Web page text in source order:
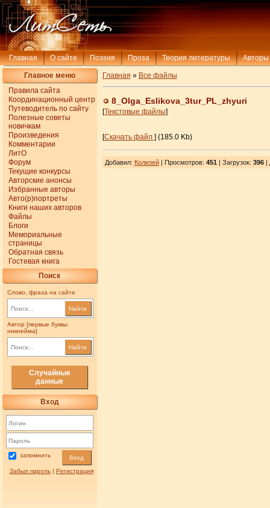
Главная О сайте Поэзия Проза Теория литературы Авторы
Главное меню
Правила сайта
Координационный центр
Путеводитель по сайту
Полезные советы
новичкам
Произведения
Комментарии
ЛитО
Форум
Текущие конкурсы
Авторские анонсы
Избранные авторы
Авто(р)портреты
Книги наших авторов
Файлы
Блоги
Мемориальные
страницы
Обратная связь
Гостевая книга
Поиск
Слово, фраза на сайте
Найти
Автор [первые буквы
никнейма]
Найти
Случайные
данные
Вход
запомнить Вход
Забыл пароль| Регистрация
Главная » Все файлы
8_Olga_Eslikova_3tur_PL_zhyuri
[Текстовые файлы]
[Скачать файл ] (185.0 Kb)
Добавил: Колизей| Просмотров: 451| Загрузок: 396|